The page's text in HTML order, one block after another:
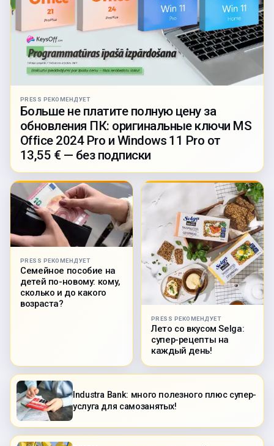
PRESS РЕКОМЕНДУЕТ
Больше не платите полную цену за
обновления ПК: оригинальные ключи MS
Office 2024 Pro и Windows 11 Pro от
13,55 € — без подписки
PRESS РЕКОМЕНДУЕТ
Семейное пособие на
детей по-новому: кому,
сколько и до какого
возраста?
PRESS РЕКОМЕНДУЕТ
Лето со вкусом Selga:
супер-рецепты на
каждый день!
Industra Bank: много полезного плюс супер-
услуга для самозанятых!